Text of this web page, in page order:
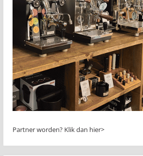
Partner worden? Klik dan hier>